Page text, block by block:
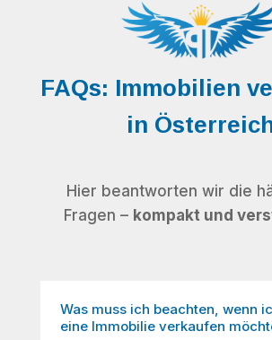
FAQs: Immobilien
in
Hier beantworten wir die
Fragen – kompakt und
Was muss ich beachten, wenn
eine Immobilie verkaufen